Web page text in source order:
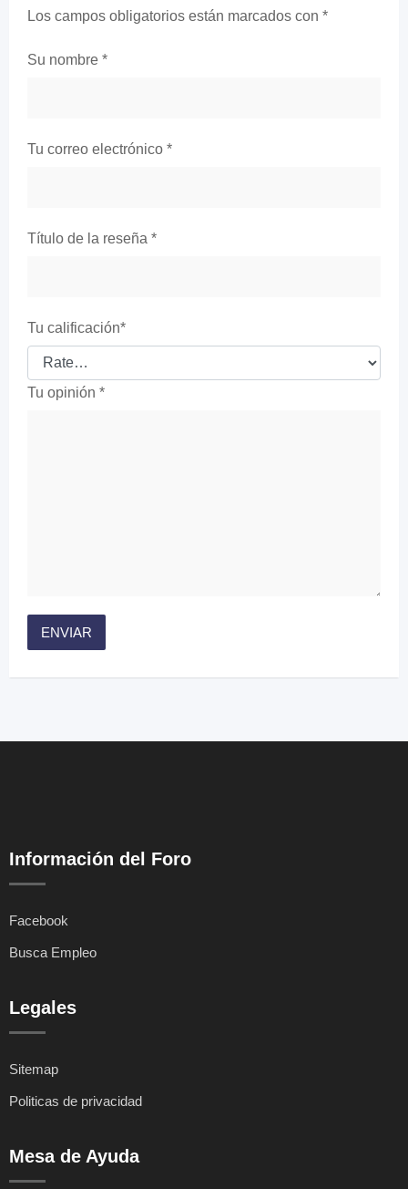
Los campos obligatorios están marcados con *
Su nombre *
Tu correo electrónico *
Título de la reseña *
Tu calificación*
Tu opinión *
Información del Foro
Facebook
Busca Empleo
Legales
Sitemap
Politicas de privacidad
Mesa de Ayuda